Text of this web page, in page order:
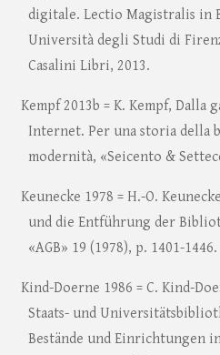
digitale. Lectio Magistralis in
Università degli Studi di
Casalini Libri, 2013.
Kempf 2013b = K. Kempf, Dalla
Internet. Per una storia della
modernità, «Seicento &
Keunecke 1978 = H.-O.
und die Entführung der
«AGB» 19 (1978), p. 1401-1446.
Kind-Doerne 1986 = C. Kind-
Staats- und
Bestände und Einrichtungen